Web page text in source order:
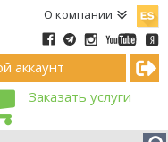
О компании
аккаунт
Заказать услуги